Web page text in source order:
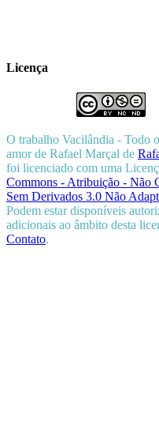
Licença
O trabalho Vacilândia - Todo
amor de Rafael Marçal de
foi licenciado com uma
Commons - Atribuição - Não
Sem Derivados 3.0 Não
Podem estar disponíveis
adicionais ao âmbito desta
Contato.